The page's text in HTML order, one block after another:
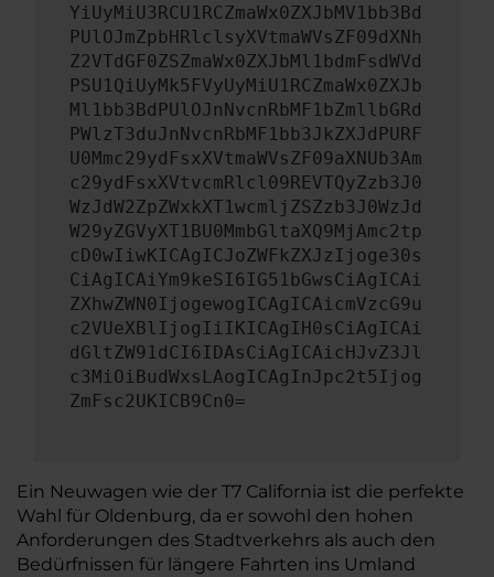
YiUyMiU3RCU1RCZmaWx0ZXJbMV1bb3Bd
PUlOJmZpbHRlclsyXVtmaWVsZF09dXNh
Z2VTdGF0ZSZmaWx0ZXJbMl1bdmFsdWVd
PSU1QiUyMk5FVyUyMiU1RCZmaWx0ZXJb
Ml1bb3BdPUlOJnNvcnRbMF1bZmllbGRd
PWlzT3duJnNvcnRbMF1bb3JkZXJdPURF
U0Mmc29ydFsxXVtmaWVsZF09aXNUb3Am
c29ydFsxXVtvcmRlcl09REVTQyZzb3J0
WzJdW2ZpZWxkXT1wcmljZSZzb3J0WzJd
W29yZGVyXT1BU0MmbGltaXQ9MjAmc2tp
cD0wIiwKICAgICJoZWFkZXJzIjoge30s
CiAgICAiYm9keSI6IG51bGwsCiAgICAi
ZXhwZWN0IjogewogICAgICAicmVzcG9u
c2VUeXBlIjogIiIKICAgIH0sCiAgICAi
dGltZW91dCI6IDAsCiAgICAicHJvZ3Jl
c3MiOiBudWxsLAogICAgInJpc2t5Ijog
ZmFsc2UKICB9Cn0=
Ein Neuwagen wie der T7 California ist die perfekte
Wahl für Oldenburg, da er sowohl den hohen
Anforderungen des Stadtverkehrs als auch den
Bedürfnissen für längere Fahrten ins Umland